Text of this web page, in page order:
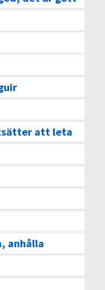
att leta
anhålla